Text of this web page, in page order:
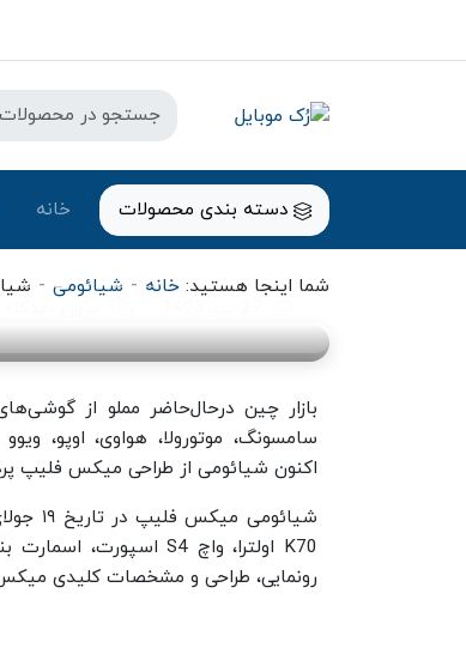
دسته بندی محصولات خانه
شما اینجا هستید: خانه - شیائومی -
شیائومی طراحی گوشی
گذاشت
بازار چین درحال‌حاضر مملو از
سامسونگ، موتورولا، هواوی، اوپو،
اکنون شیائومی از طراحی میکس فلیپ
رونمایی، طراحی و مشخصات کلیدی